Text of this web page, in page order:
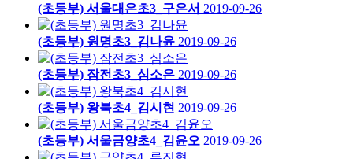
(초등부) 서울대은초3_구은서 2019-09-26
(초등부) 원명초3_김나윤 2019-09-26
(초등부) 잠전초3_심소은 2019-09-26
(초등부) 왕북초4_김시현 2019-09-26
(초등부) 서울금양초4_김윤오 2019-09-26